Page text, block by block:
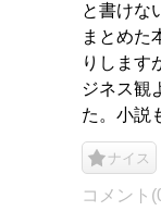
と書けな
まとめた
りします
ジネス観
た。小説
ナイス
コメント